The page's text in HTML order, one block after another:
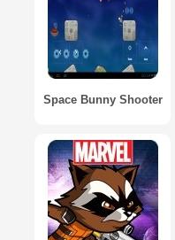
Space Bunny Shooter